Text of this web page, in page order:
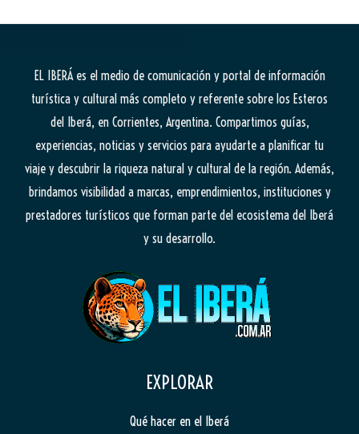
EL IBERÁes el medio de comunicación y portal de información
turística y cultural más completo y referente sobre los Esteros
del Iberá, en Corrientes, Argentina. Compartimos guías,
experiencias, noticias y servicios para ayudarte a planificar tu
viaje y descubrir la riqueza natural y cultural de la región. Además,
brindamos visibilidad a marcas, emprendimientos, instituciones y
prestadores turísticos que forman parte del ecosistema del Iberá
y su desarrollo.
EXPLORAR
Qué hacer en el Iberá